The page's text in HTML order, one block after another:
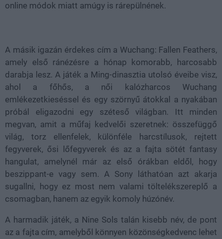
online módok miatt amúgy is rárepülnének.
A másik igazán érdekes cím a Wuchang: Fallen Feathers,
amely első ránézésre a hónap komorabb, harcosabb
darabja lesz. A játék a Ming-dinasztia utolsó éveibe visz,
ahol a főhős, a női kalózharcos Wuchang
emlékezetkieséssel és egy szörnyű átokkal a nyakában
próbál eligazodni egy széteső világban. Itt minden
megvan, amit a műfaj kedvelői szeretnek: összefüggő
világ, torz ellenfelek, különféle harcstílusok, rejtett
fegyverek, ősi lőfegyverek és az a fajta sötét fantasy
hangulat, amelynél már az első órákban eldől, hogy
beszippant-e vagy sem. A Sony láthatóan azt akarja
sugallni, hogy ez most nem valami töltelékszereplő a
csomagban, hanem az egyik komoly húzónév.
A harmadik játék, a Nine Sols talán kisebb név, de pont
az a fajta cím, amelyből könnyen közönségkedvenc lehet